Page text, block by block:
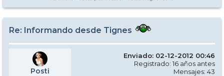
Re: Informando desde Tignes
Posti
Enviado: 02-12-2012 00:46
Registrado: 16 años antes
Mensajes: 43